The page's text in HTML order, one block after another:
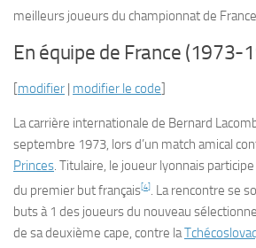
meilleurs joueurs du championnat de
En équipe de France (1973-
[modifier | modifier le code]
La carrière internationale de Bernard
septembre 1973, lors d’un match amical
Princes. Titulaire, le joueur lyonnais
du premier but français[4]. La rencontre se
buts à 1 des joueurs du nouveau
de sa deuxième cape, contre la